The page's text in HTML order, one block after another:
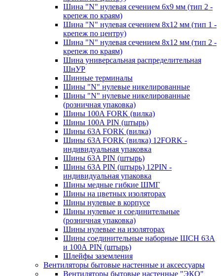
Шина "N" нулевая сечением 6х9 мм (тип 2 -
крепеж по краям)
Шина "N" нулевая сечением 8х12 мм (тип 1 -
крепеж по центру)
Шина "N" нулевая сечением 8х12 мм (тип 2 -
крепеж по краям)
Шина универсальная распределительная
ШнУР
Шинные терминалы
Шины "N" нулевые никелированные
Шины "N" нулевые никелированные
(розничная упаковка)
Шины 100A FORK (вилка)
Шины 100A PIN (штырь)
Шины 63A FORK (вилка)
Шины 63A FORK (вилка) 12FORK -
индивидуальная упаковка
Шины 63A PIN (штырь)
Шины 63A PIN (штырь) 12PIN -
индивидуальная упаковка
Шины медные гибкие ШМГ
Шины на цветных изоляторах
Шины нулевые в корпусе
Шины нулевые и соединительные
(розничная упаковка)
Шины нулевые на изоляторах
Шины соединительные наборные ШСН 63A
и 100А PIN (штырь)
Шлейфы заземления
Вентиляторы бытовые настенные и аксессуары
Вентиляторы бытовые настенные "ЭКО"